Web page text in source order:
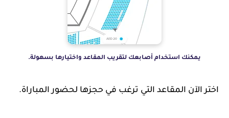
يمكنك استخدام أصابعك لتقريب المقاعد واختيارها بسهولة.
اختر الآن المقاعد التي ترغب في حجزها لحضور المباراة.